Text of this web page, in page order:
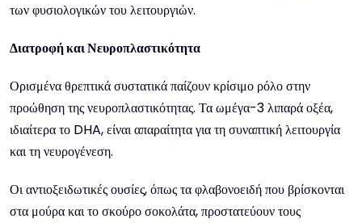
των φυσιολογικών του λειτουργιών.
Διατροφή και Νευροπλαστικότητα
Ορισμένα θρεπτικά συστατικά παίζουν κρίσιμο ρόλο στην
προώθηση της νευροπλαστικότητας. Τα ωμέγα-3 λιπαρά οξέα,
ιδιαίτερα το DHA, είναι απαραίτητα για τη συναπτική λειτουργία
και τη νευρογένεση.
Οι αντιοξειδωτικές ουσίες, όπως τα φλαβονοειδή που βρίσκονται
στα μούρα και το σκούρο σοκολάτα, προστατεύουν τους